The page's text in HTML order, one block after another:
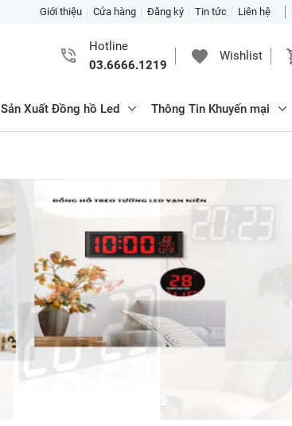
Giới thiệu Cửa hàng Đăng ký Tin tức Liên hệ
Hotline
03.6666.1219
Wishlist
Sản Xuất Đồng hồ Led Thông Tin Khuyến mại